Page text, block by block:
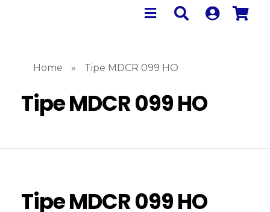
Home » Tipe MDCR 099 HO
Tipe MDCR 099 HO
Tipe MDCR 099 HO